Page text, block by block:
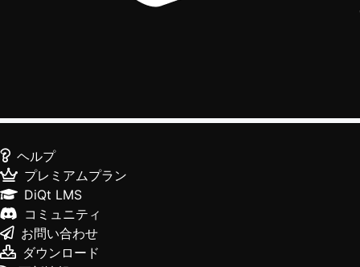
ヘルプ
プレミアムプラン
DiQt LMS
コミュニティ
お問い合わせ
ダウンロード